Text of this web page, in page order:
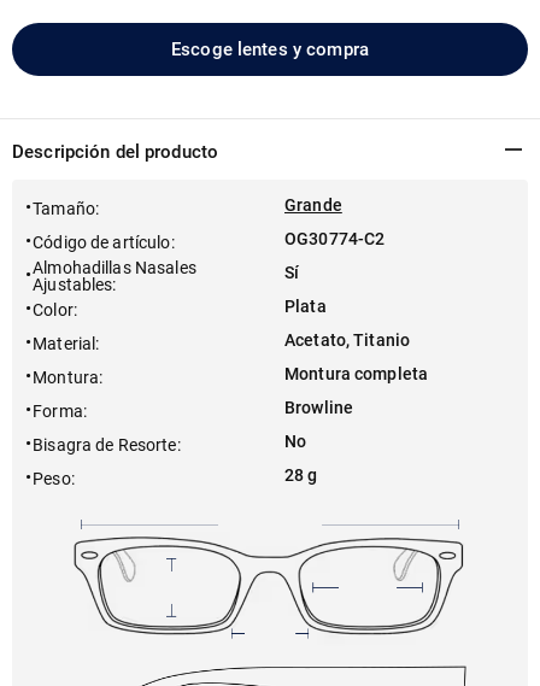
Escoge lentes y compra
Descripción del producto
Tamaño:
Grande
Código de artículo:
OG30774-C2
Almohadillas Nasales
Ajustables:
Sí
Color:
Plata
Material :
Acetato, Titanio
Montura:
Montura completa
Forma:
Browline
Bisagra de Resorte:
No
Peso: 28 g